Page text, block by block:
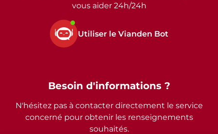
vous aider 24h/24h
Utiliser le Vianden Bot
Besoin d'informations ?
N'hésitez pas à contacter directement le service
concerné pour obtenir les renseignements
souhaités.